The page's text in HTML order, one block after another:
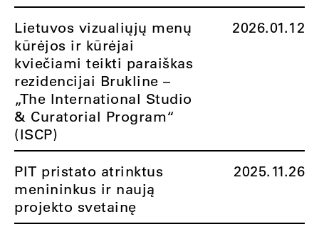
Lietuvos vizualiųjų menų
kūrėjos ir kūrėjai
kviečiami teikti paraiškas
rezidencijai Brukline –
„The International Studio
& Curatorial Program“
(ISCP)
2026.01.12
PIT pristato atrinktus
menininkus ir naują
projekto svetainę
2025.11.26